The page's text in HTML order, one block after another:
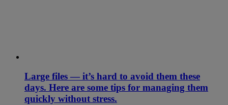
Large files — it’s hard to avoid them these
days. Here are some tips for managing them
quickly without stress.